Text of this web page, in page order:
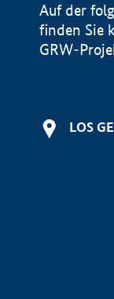
Auf der
finden Sie
GRW-
LOS